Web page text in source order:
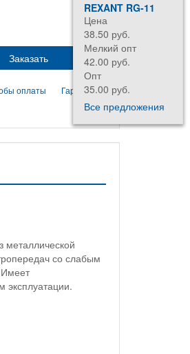
REXANT RG-11
Цена
38.50 руб.
Мелкий опт
42.00 руб.
Опт
35.00 руб.
Все предложения
Гарантии
оплаты
со слабым
эксплуатации.